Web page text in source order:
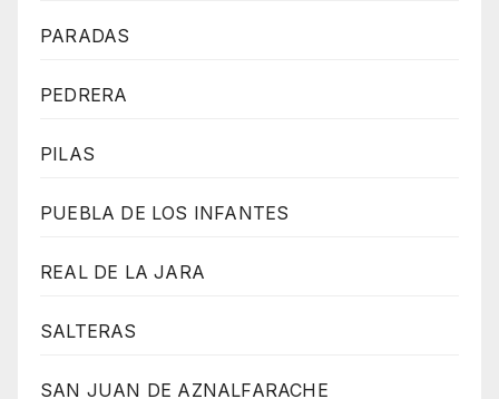
PARADAS
PEDRERA
PILAS
PUEBLA DE LOS INFANTES
REAL DE LA JARA
SALTERAS
SAN JUAN DE AZNALFARACHE